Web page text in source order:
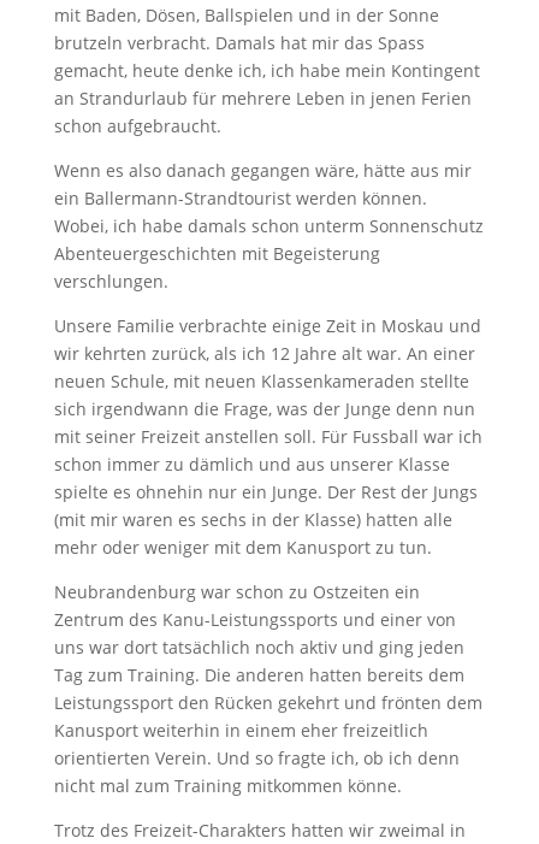
mit Baden, Dösen, Ballspielen und in der Sonne
brutzeln verbracht. Damals hat mir das Spass
gemacht, heute denke ich, ich habe mein Kontingent
an Strandurlaub für mehrere Leben in jenen Ferien
schon aufgebraucht.
Wenn es also danach gegangen wäre, hätte aus mir
ein Ballermann-Strandtourist werden können.
Wobei, ich habe damals schon unterm Sonnenschutz
Abenteuergeschichten mit Begeisterung
verschlungen.
Unsere Familie verbrachte einige Zeit in Moskau und
wir kehrten zurück, als ich 12 Jahre alt war. An einer
neuen Schule, mit neuen Klassenkameraden stellte
sich irgendwann die Frage, was der Junge denn nun
mit seiner Freizeit anstellen soll. Für Fussball war ich
schon immer zu dämlich und aus unserer Klasse
spielte es ohnehin nur ein Junge. Der Rest der Jungs
(mit mir waren es sechs in der Klasse) hatten alle
mehr oder weniger mit dem Kanusport zu tun.
Neubrandenburg war schon zu Ostzeiten ein
Zentrum des Kanu-Leistungssports und einer von
uns war dort tatsächlich noch aktiv und ging jeden
Tag zum Training. Die anderen hatten bereits dem
Leistungssport den Rücken gekehrt und frönten dem
Kanusport weiterhin in einem eher freizeitlich
orientierten Verein. Und so fragte ich, ob ich denn
nicht mal zum Training mitkommen könne.
Trotz des Freizeit-Charakters hatten wir zweimal in